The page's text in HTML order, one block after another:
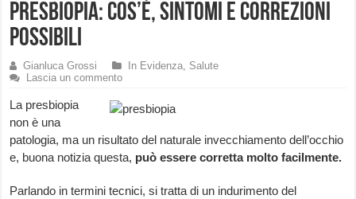
Presbiopia: cos’è, sintomi e correzioni
possibili
Gianluca Grossi In Evidenza, Salute
Lascia un commento
La presbiopia
non è una
patologia, ma un risultato del naturale invecchiamento dell’occhio
e, buona notizia questa, può essere corretta molto facilmente.
Parlando in termini tecnici, si tratta di un indurimento del